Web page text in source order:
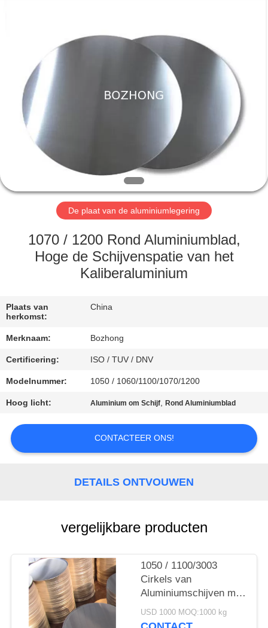
HUIS
PRODUCTEN
ONGEVEER
FABRIEKSREIS
KWALITEITSCONTROLE
CONTACTEER
EEN
CITAAT
SITEMAP
De plaat van de aluminiumlegering
1070 / 1200 Rond Aluminiumblad,
Hoge de Schijvenspatie van het
Kaliberaluminium
Plaats van
herkomst:
China
Merknaam: Bozhong
Certificering: ISO / TUV / DNV
Modelnummer: 1050 / 1060/1100/1070/1200
Hoog licht: Aluminium om Schijf,Rond Aluminiumblad
CONTACTEER ONS!
DETAILS ONTVOUWEN
vergelijkbare producten
1050 / 1100/3003
Cirkels van
Aluminiumschijven met
Opgepoetste Heldere
Oppervlakte Met hoge
USD 1000 MOQ:1000 kg